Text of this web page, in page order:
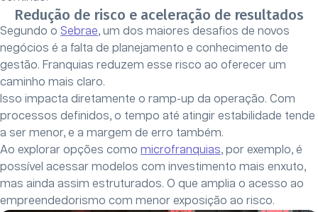
Redução de risco e aceleração de resultados
Segundo o Sebrae, um dos maiores desafios de novos
negócios é a falta de planejamento e conhecimento de
gestão. Franquias reduzem esse risco ao oferecer um
caminho mais claro.
Isso impacta diretamente o ramp-up da operação. Com
processos definidos, o tempo até atingir estabilidade tende
a ser menor, e a margem de erro também.
Ao explorar opções como microfranquias, por exemplo, é
possível acessar modelos com investimento mais enxuto,
mas ainda assim estruturados. O que amplia o acesso ao
empreendedorismo com menor exposição ao risco.